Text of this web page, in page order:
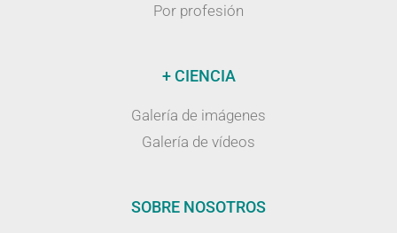
Por profesión
+ CIENCIA
Galería de imágenes
Galería de vídeos
SOBRE NOSOTROS